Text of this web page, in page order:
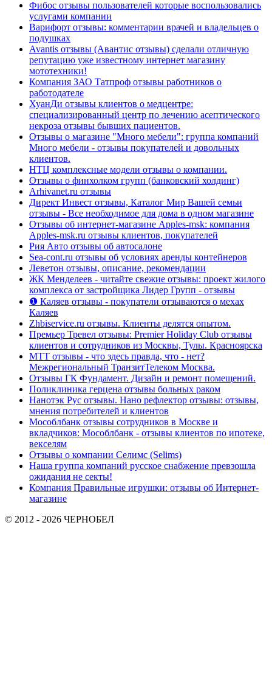
Фибос отзывы пользователей которые воспользовались
услугами компании
Варифорт отзывы: комментарии врачей и владельцев о
подушках
Avantis отзывы (Авантис отзывы) сделали отличную
репутацию уже известному интернет магазину
мототехники!
Компания ЗАО Татпроф отзывы работников о
работодателе
ХуанДи отзывы клиентов о медцентре:
специализированный центр по лечению асептического
некроза отзывы бывших пациентов.
Отзывы о магазине "Много мебели": группа компаний
Много мебели - отзывы покупателей и довольных
клиентов.
НТЦ комплексные модели отзывы о компании.
Отзывы о финхолком групп (банковский холдинг)
Arhivanet.ru отзывы
Директ Инвест отзывы, Каталог Мир Вашей семьи
отзывы - Все необходимое для дома в одном магазине
Отзывы об интернет-магазине Apples-msk: компания
Apples-msk.ru отзывы клиентов, покупателей
Рия Авто отзывы об автосалоне
Sea-cont.ru отзывы об условиях аренды контейнеров
Леветон отзывы, описание, рекомендации
ЖК Менделеев - читайте свежие отзывы: проект жилого
комплекса от застройщика Лидер Групп - отзывы
❶ Каляев отзывы - покупатели отзываются о мехах
Каляев
Zhbiservice.ru отзывы. Клиенты делятся опытом.
Премьер Тревел отзывы: Premier Holiday Club отзывы
клиентов и сотрудников из Москвы, Тулы. Красноярска
МТТ отзывы - что здесь правда, что - нет?
Межрегиональный ТранзитТелеком Москва.
Отзывы ГК Фундамент. Дизайн и ремонт помещений.
Поликлиника герцена отзывы больных раком
Нанотэк Рус отзывы. Нано рефлектор отзывы: отзывы,
мнения потребителей и клиентов
Мособлбанк отзывы сотрудников в Москве и
вкладчиков: Мособлбанк - отзывы клиентов по ипотеке,
векселям
Отзывы о компании Селимс (Selims)
Наша группа компаний русское снабжение превзошла
ожидания не секты!
Компания Правильные игрушки: отзывы об Интернет-
магазине
© 2012 - 2026 ЧЕРНОБЕЛ